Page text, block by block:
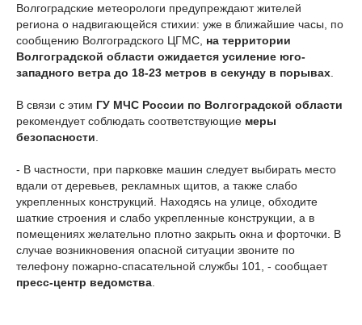
Волгоградские метеорологи предупреждают жителей
региона о надвигающейся стихии: уже в ближайшие часы, по
сообщению Волгоградского ЦГМС, на территории
Волгоградской области ожидается усиление юго-
западного ветра до 18-23 метров в секунду в порывах
В связи с этим ГУ МЧС России по Волгоградской области
рекомендует соблюдать соответствующие меры
безопасности
- В частности, при парковке машин следует выбирать место
вдали от деревьев, рекламных щитов, а также слабо
укрепленных конструкций. Находясь на улице, обходите
шаткие строения и слабо укрепленные конструкции, а в
помещениях желательно плотно закрыть окна и форточки. В
случае возникновения опасной ситуации звоните по
телефону пожарно-спасательной службы 101, - сообщает
пресс-центр ведомства